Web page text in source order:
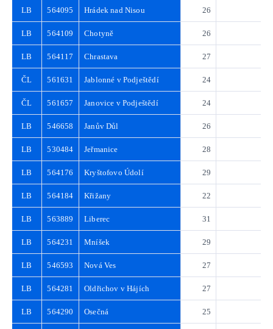
LB 564095 Hrádek nad Nisou 26
LB 564109 Chotyně 26
LB 564117 Chrastava 27
ČL 561631 Jablonné v Podještědí 24
ČL 561657 Janovice v Podještědí 24
LB 546658 Janův Důl 26
LB 530484 Jeřmanice 28
LB 564176 Kryštofovo Údolí 29
LB 564184 Křižany 22
LB 563889 Liberec 31
LB 564231 Mníšek 29
LB 546593 Nová Ves 27
LB 564281 Oldřichov v Hájích 27
LB 564290 Osečná 25